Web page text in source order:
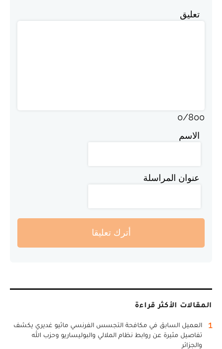
تعليق
0/800
الاسم
عنوان المراسلة
أترك تعليقا
المقالات الأكثر قراءة
1
العميل السابق في مكافحة التجسس الفرنسي ماثيو غديري يكشف
تفاصيل مثيرة عن روابط نظام الملالي والبوليساريو وحزب الله
والجزائر